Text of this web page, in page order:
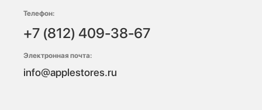
Телефон:
+7 (812) 409-38-67
Электронная почта:
info@applestores.ru